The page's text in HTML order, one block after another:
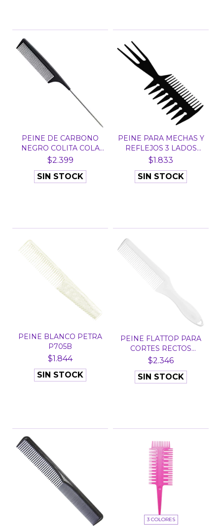
PEINE DE CARBONO
NEGRO COLITA COLA
PUA M...
$2.399
SIN STOCK
PEINE PARA MECHAS Y
REFLEJOS 3 LADOS
NEG...
$1.833
SIN STOCK
PEINE BLANCO PETRA
P705B
$1.844
SIN STOCK
PEINE FLATTOP PARA
CORTES RECTOS
EUROSTI...
$2.346
SIN STOCK
3 COLORES